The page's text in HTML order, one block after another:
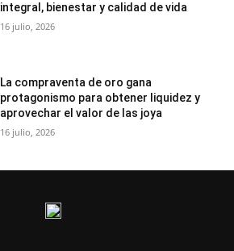
integral, bienestar y calidad de vida
16 julio, 2026
La compraventa de oro gana
protagonismo para obtener liquidez y
aprovechar el valor de las joya
16 julio, 2026